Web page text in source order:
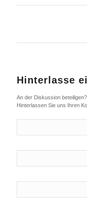
Hinterlasse
An der Diskussion beteiligen?
Hinterlassen Sie uns Ihren